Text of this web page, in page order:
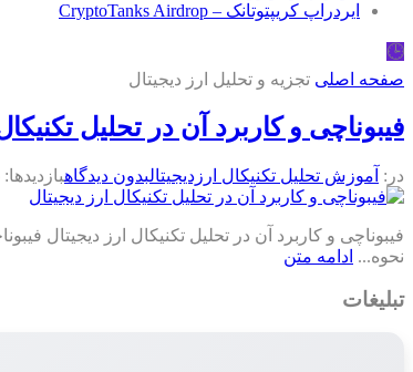
ایردراپ کریپتوتانک – CryptoTanks Airdrop
🕒
صفحه اصلی تجزیه و تحلیل ارز دیجیتال
فیبوناچی و کاربرد آن در تحلیل
در: آموزش تحلیل تکنیکال ارزدیجیتالبدون دیدگاهبازدیدها: 4,766 بازدید
فیبوناچی و کاربرد آن در تحلیل تکنیکال ارز دیجیتال
نحوه... ادامه متن
تبلیغات